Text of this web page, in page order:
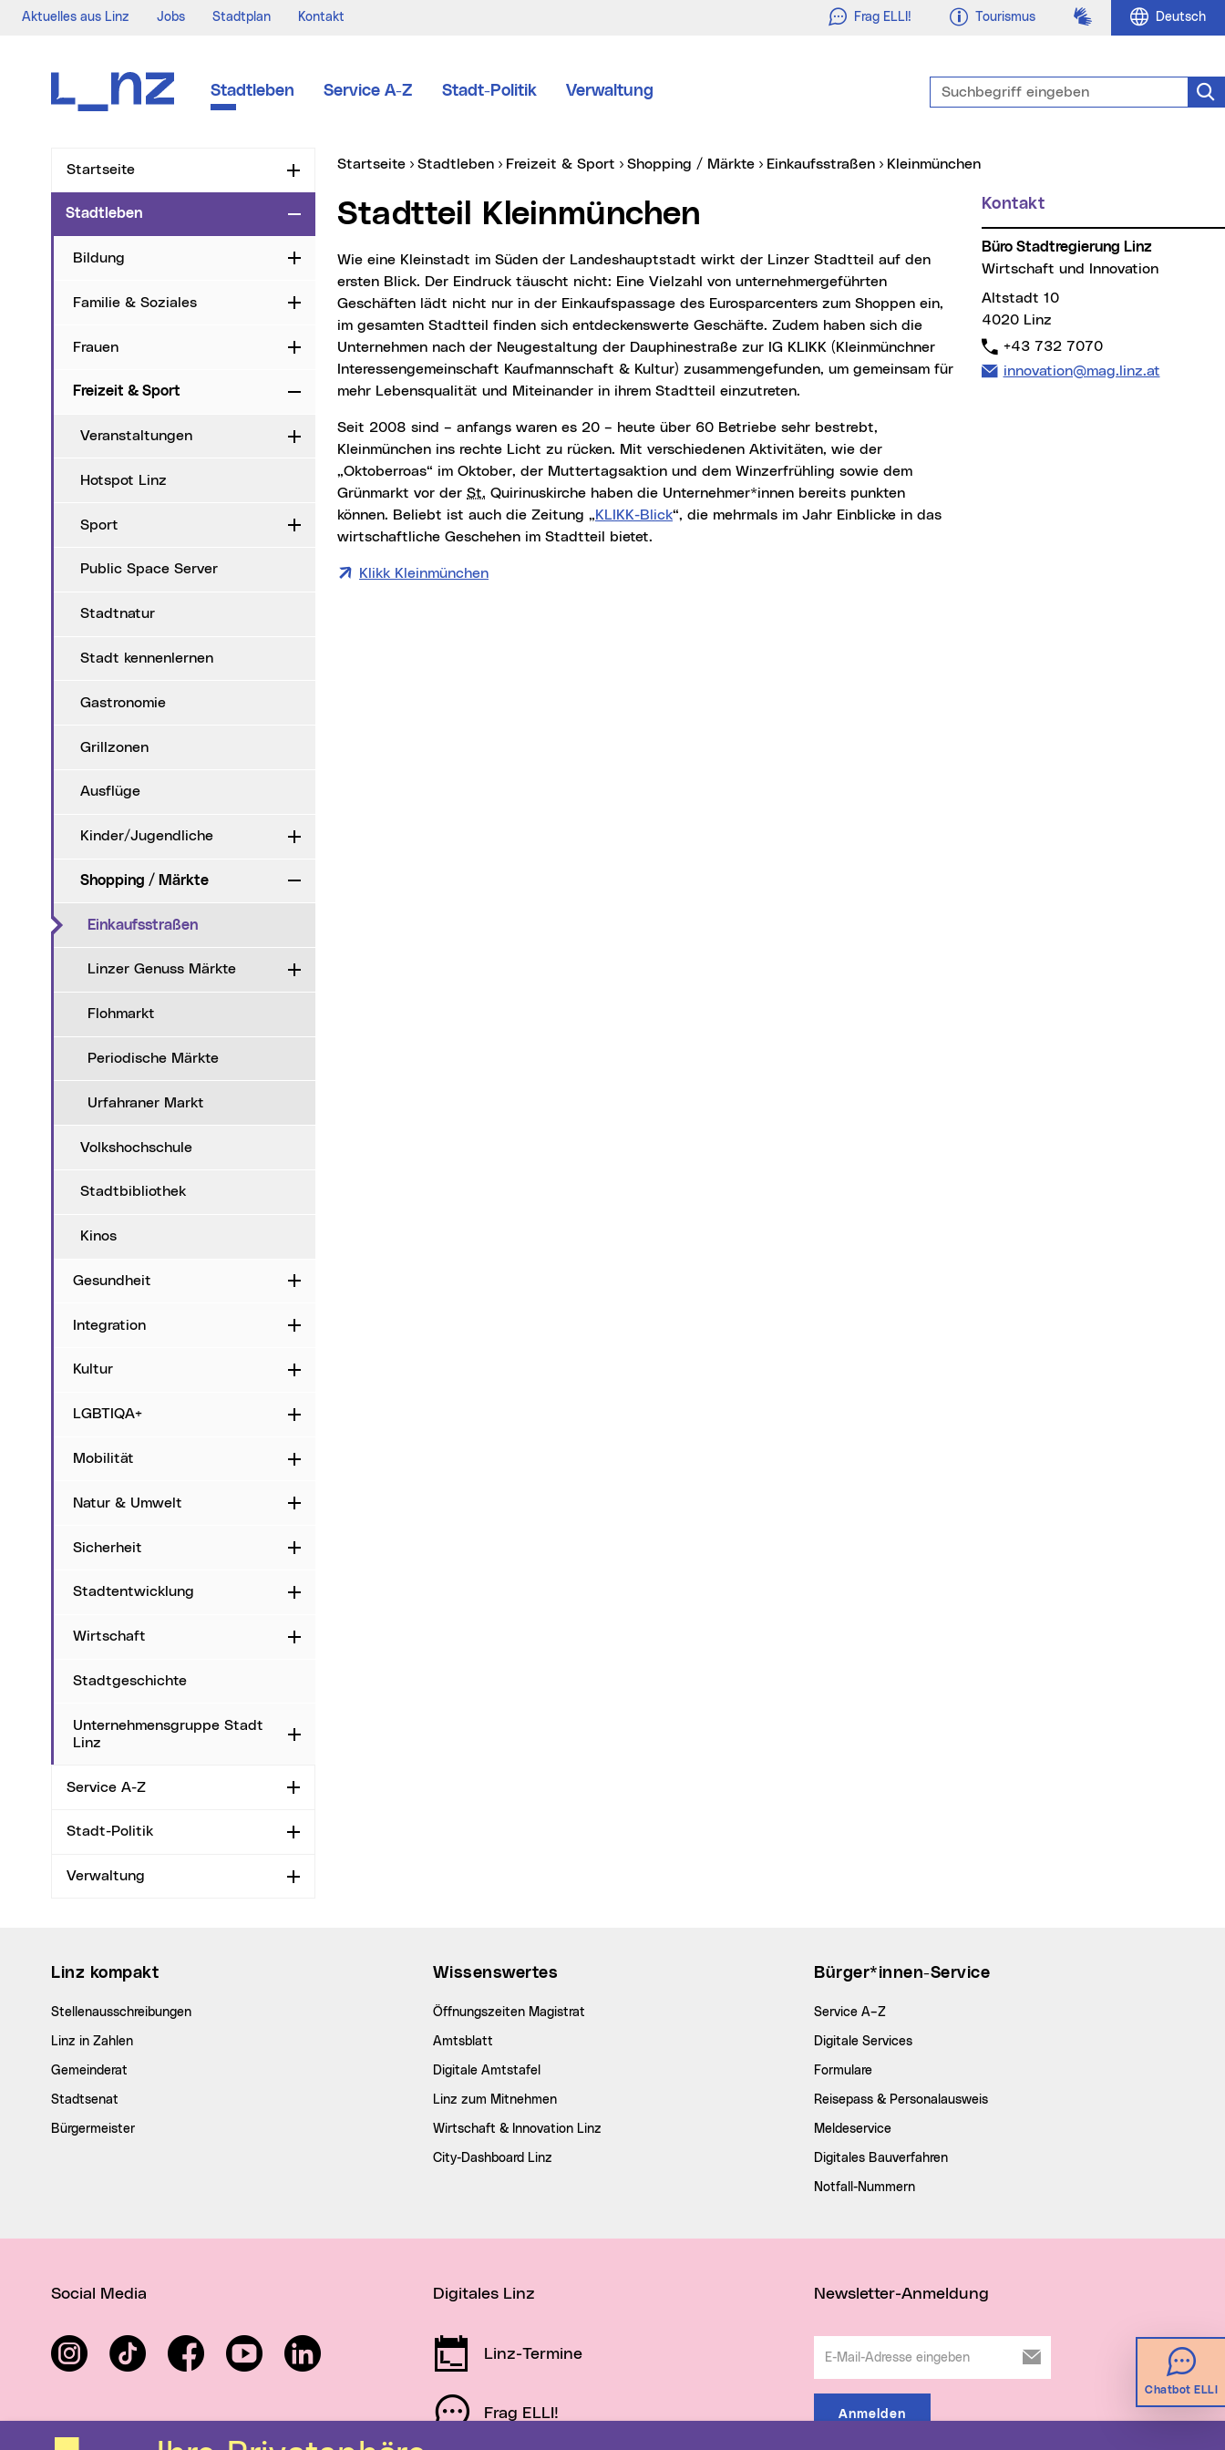
Aktuelles aus Linz Jobs Stadtplan Kontakt Frag ELLI! Tourismus Gebärdensprache
Deutsch
Stadtleben Service A-Z Stadt-Politik Verwaltung Suchbegriff eingeben
Startseite Aufklappen
Stadtleben Zuklappen
Bildung Aufklappen
Familie & Soziales Aufklappen
Frauen Aufklappen
Freizeit & Sport Zuklappen
Veranstaltungen Aufklappen
Hotspot Linz
Sport Aufklappen
Public Space Server
Stadtnatur
Stadt kennenlernen
Gastronomie
Grillzonen
Ausflüge
Kinder/Jugendliche Aufklappen
Shopping / Märkte Zuklappen
Einkaufsstraßen(aktueller Menüpunkt)
Linzer Genuss Märkte Aufklappen
Flohmarkt
Periodische Märkte
Urfahraner Markt
Volkshochschule
Stadtbibliothek
Kinos
Gesundheit Aufklappen
Integration Aufklappen
Kultur Aufklappen
LGBTIQA+ Aufklappen
Mobilität Aufklappen
Natur & Umwelt Aufklappen
Sicherheit Aufklappen
Stadtentwicklung Aufklappen
Wirtschaft Aufklappen
Stadtgeschichte
Unternehmensgruppe Stadt
Linz
Aufklappen
Service A-Z Aufklappen
Stadt-Politik Aufklappen
Verwaltung Aufklappen
Sie sind hier:
Startseite Stadtleben Freizeit & Sport Shopping / Märkte Einkaufsstraßen Kleinmünchen
Stadtteil Kleinmünchen
Wie eine Kleinstadt im Süden der Landeshauptstadt wirkt der Linzer Stadtteil auf den
ersten Blick. Der Eindruck täuscht nicht: Eine Vielzahl von unternehmergeführten
Geschäften lädt nicht nur in der Einkaufspassage des Eurosparcenters zum Shoppen ein,
im gesamten Stadtteil finden sich entdeckenswerte Geschäfte. Zudem haben sich die
Unternehmen nach der Neugestaltung der Dauphinestraße zur IG KLIKK (Kleinmünchner
Interessengemeinschaft Kaufmannschaft & Kultur) zusammengefunden, um gemeinsam für
mehr Lebensqualität und Miteinander in ihrem Stadtteil einzutreten.
Seit 2008 sind – anfangs waren es 20 – heute über 60 Betriebe sehr bestrebt,
Kleinmünchen ins rechte Licht zu rücken. Mit verschiedenen Aktivitäten, wie der
„Oktoberroas“ im Oktober, der Muttertagsaktion und dem Winzerfrühling sowie dem
Grünmarkt vor der St. Quirinuskirche haben die Unternehmer*innen bereits punkten
können. Beliebt ist auch die Zeitung „KLIKK-Blick“, die mehrmals im Jahr Einblicke in das
wirtschaftliche Geschehen im Stadtteil bietet.
Klikk Kleinmünchen
Kontakt
Büro Stadtregierung Linz
Wirtschaft und Innovation
Altstadt 10
4020 Linz
Telefon:
+43 732 7070
E-Mail Adresse:
innovation@mag.linz.at
Chatbot ELLI
Linz kompakt
Stellenausschreibungen
Linz in Zahlen
Gemeinderat
Stadtsenat
Bürgermeister
Wissenswertes
Öffnungszeiten Magistrat
Amtsblatt
Digitale Amtstafel
Linz zum Mitnehmen
Wirtschaft & Innovation Linz
City-Dashboard Linz
Bürger*innen-Service
Service A–Z
Digitale Services
Formulare
Reisepass & Personalausweis
Meldeservice
Digitales Bauverfahren
Notfall-Nummern
Social Media
InstagramTikTok FacebookYouTube LinkedIn
Digitales Linz
Linz-Termine
Frag ELLI!
Newsletter-Anmeldung
Anmelden